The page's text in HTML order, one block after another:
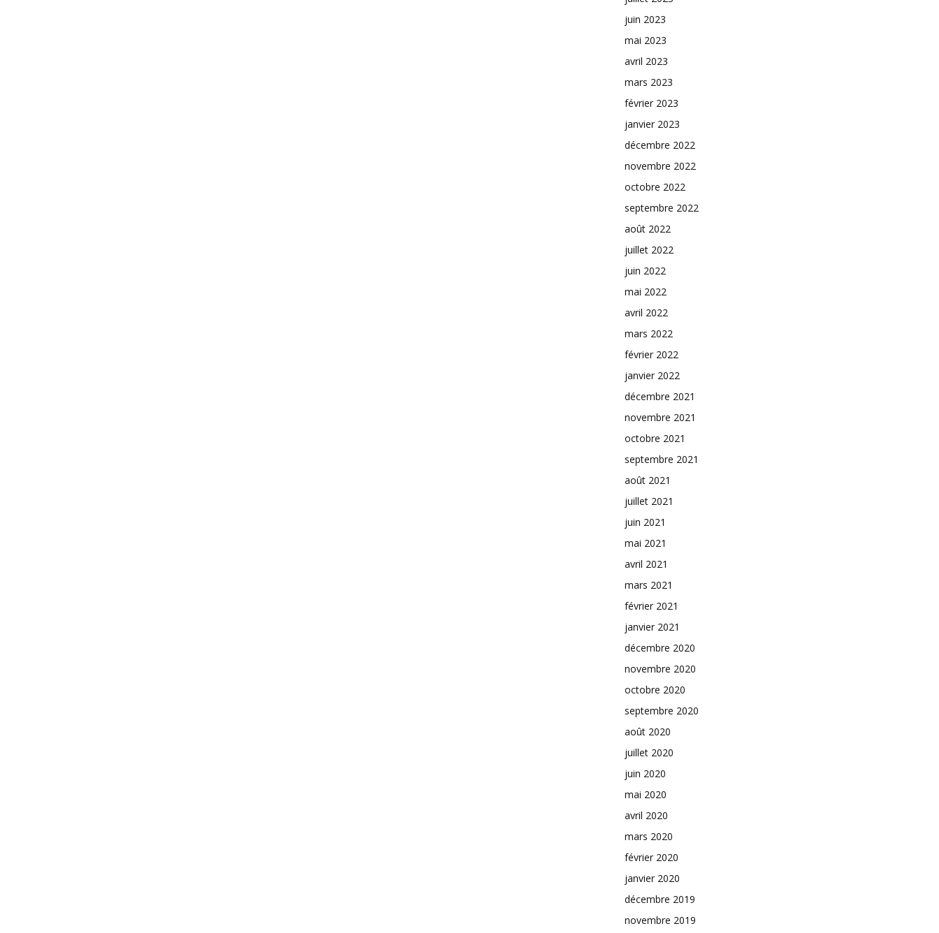
juin 2023
mai 2023
avril 2023
mars 2023
février 2023
janvier 2023
décembre 2022
novembre 2022
octobre 2022
septembre 2022
août 2022
juillet 2022
juin 2022
mai 2022
avril 2022
mars 2022
février 2022
janvier 2022
décembre 2021
novembre 2021
octobre 2021
septembre 2021
août 2021
juillet 2021
juin 2021
mai 2021
avril 2021
mars 2021
février 2021
janvier 2021
décembre 2020
novembre 2020
octobre 2020
septembre 2020
août 2020
juillet 2020
juin 2020
mai 2020
avril 2020
mars 2020
février 2020
janvier 2020
décembre 2019
novembre 2019